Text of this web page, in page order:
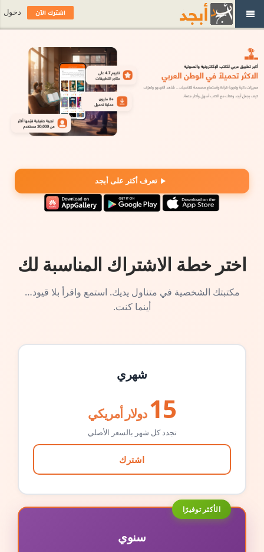
تعرف أكثر على أبجد
اختر خطة الاشتراك المناسبة لك
مكتبتك الشخصية في متناول يديك. استمع واقرأ بلا قيود…
أينما كنت.
شهري
15 دولار أمريكي
تجدد كل شهر بالسعر الأصلي
اشترك
الأكثر توفيرًا
سنوي
اشترك الآن دخول